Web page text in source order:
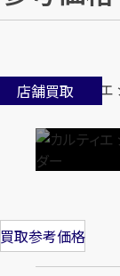
店舗買取
買取参考価格